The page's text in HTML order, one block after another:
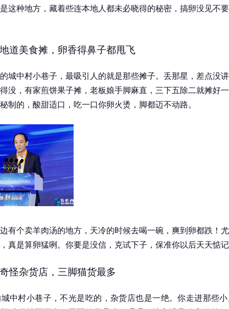
这种地方，藏着些连本地人都未必晓得的秘密，搞卵没见不
道美食摊，卵香得鼻子都甩飞
城中村小巷子，最吸引人的就是那些摊子。丢那星，差点没
没，有家煎饼果子摊，老板娘手脚麻直，三下五除二就摊好
制的，酸甜适口，吃一口你卵火烫，脚都迈不动路。
有个卖羊肉汤的地方，天冷的时候去喝一碗，爽到卵都跌！
真是算卵猛咧。你要是没信，克试下子，保准你以后天天惦
怪杂货店，三脚猫货最多
中村小巷子，不光是吃的，杂货店也是一绝。你走进那些